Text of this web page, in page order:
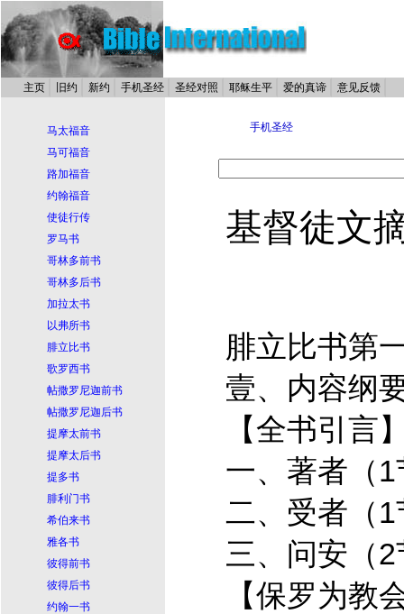
主页 旧约 新约 手机圣经 圣经对照 耶稣生平 爱的真谛 意见反馈
马太福音
马可福音
路加福音
约翰福音
使徒行传
罗马书
哥林多前书
哥林多后书
加拉太书
以弗所书
腓立比书
歌罗西书
帖撒罗尼迦前书
帖撒罗尼迦后书
提摩太前书
提摩太后书
提多书
腓利门书
希伯来书
雅各书
彼得前书
彼得后书
约翰一书
手机圣经
基督徒文
腓立比书第
壹、内容纲
【全书引言
一、著者（
二、受者（
三、问安（
【保罗为教